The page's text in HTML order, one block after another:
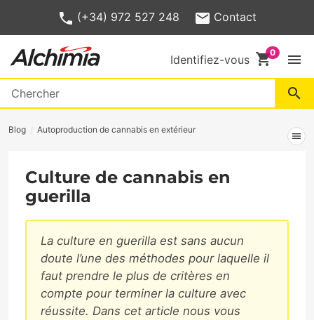
(+34) 972 527 248 Contact
Identifiez-vous shopping_cart menu
search
Blog Autoproduction de cannabis en extérieur
menu
Culture de cannabis en
guerilla
La culture en guerilla est sans aucun
doute l’une des méthodes pour laquelle il
faut prendre le plus de critères en
compte pour terminer la culture avec
réussite. Dans cet article nous vous